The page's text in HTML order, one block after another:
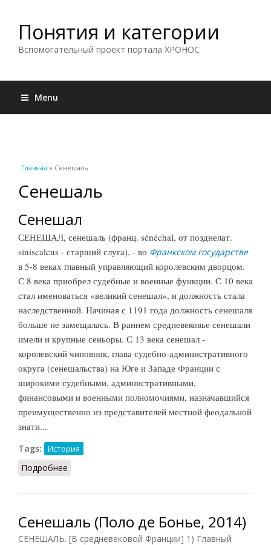
Понятия и категории
Вспомогательный проект портала ХРОНОС
Menu
Вы здесь
Главная » Сенешаль
Сенешаль
Сенешал
СЕНЕШАЛ, сенешаль (франц. sénéchal, от позднелат.
siniscalcus - старший слуга), - во Франкском государстве
в 5-8 веках главный управляющий королевским дворцом.
С 8 века приобрел судебные и военные функции. С 10 века
стал именоваться «великий сенешал», и должность стала
наследственной. Начиная с 1191 года должность сенешаля
больше не замещалась. В раннем средневековье сенешали
имели и крупные сеньоры. С 13 века сенешал -
королевский чиновник, глава судебно-административного
округа (сенешальства) на Юге и Западе Франции с
широкими судебными, административными,
финансовыми и военными полномочиями, назначавшийся
преимущественно из представителей местной феодальной
знати...
Tags: История
Подробнее
Сенешаль (Поло де Бонье, 2014)
СЕНЕШАЛЬ. [В средневековой Франции] 1) Главный